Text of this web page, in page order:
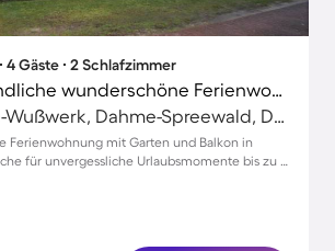
4 Gäste ∙ 2 Schlafzimmer
Familienfreundliche wunderschöne Ferienwohnung mit Terrasse, Grill und Garten
Alt Zauche-Wußwerk, Dahme-Spreewald, Deutschland
Ferienwohnung mit Garten und Balkon in
für unvergessliche Urlaubsmomente bis zu 4